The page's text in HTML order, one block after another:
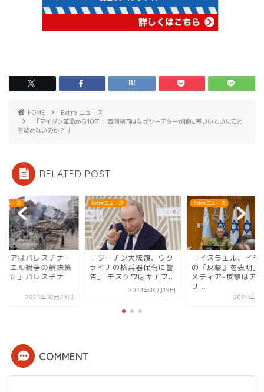
HOME
Extra ニュース
「マイダン革命から10年： 西側諸国はなぜクーデターが嘘に基づいていたこと
を認めないのか？ 」
RELATED POST
Extra ニュース
「プーチン大統領、ウク
ライナの核兵器保有に警
告」 モスクワはキエフ...
Extra ニュース
「イスラエル、イランへ
の『反撃』を表明」地元
メディア-反撃はアメ
リ...
Extra ニュース
「ロシア
イスラエ
を挙げた
COMMENT